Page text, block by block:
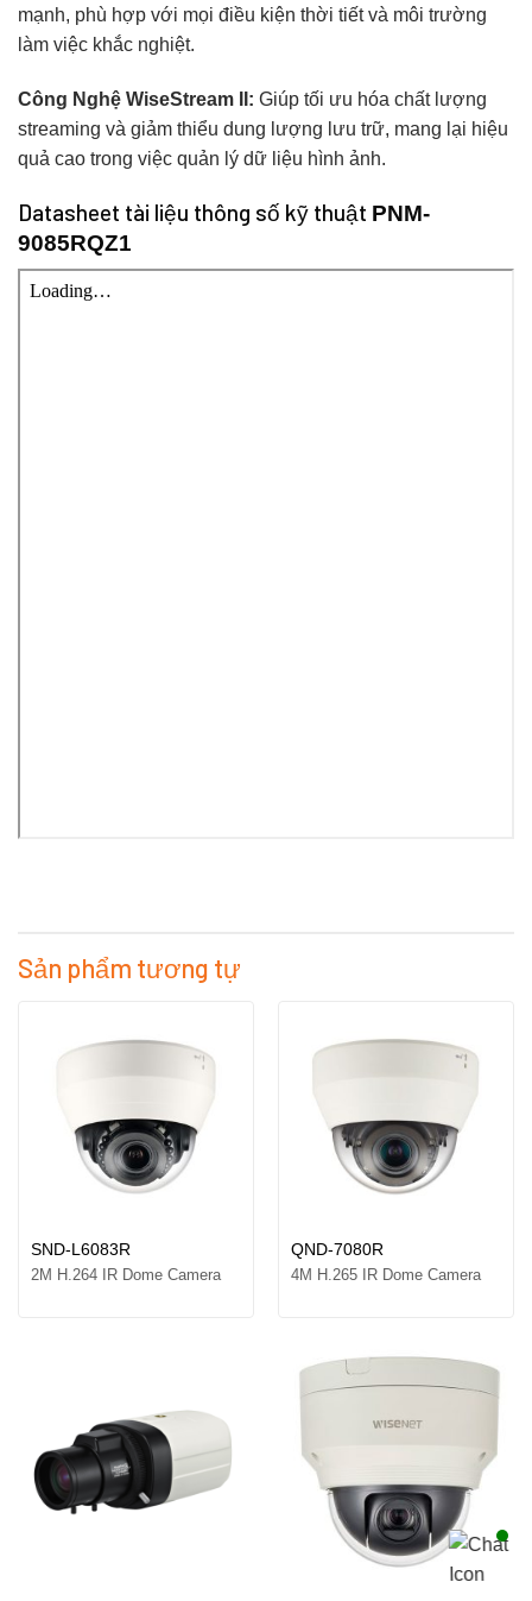
mạnh, phù hợp với mọi điều kiện thời tiết và môi trường
làm việc khắc nghiệt.
Công Nghệ WiseStream II: Giúp tối ưu hóa chất lượng
streaming và giảm thiểu dung lượng lưu trữ, mang lại hiệu
quả cao trong việc quản lý dữ liệu hình ảnh.
Datasheet tài liệu thông số kỹ thuật PNM-
9085RQZ1
Sản phẩm tương tự
SND-L6083R
2M H.264 IR Dome Camera
QND-7080R
4M H.265 IR Dome Camera